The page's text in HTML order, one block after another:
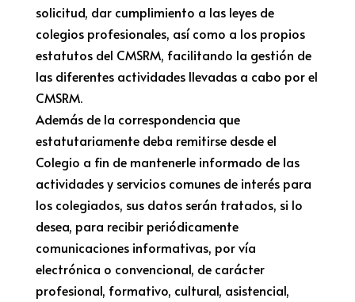
solicitud, dar cumplimiento a las leyes de
colegios profesionales, así como a los propios
estatutos del CMSRM, facilitando la gestión de
las diferentes actividades llevadas a cabo por el
CMSRM.
Además de la correspondencia que
estatutariamente deba remitirse desde el
Colegio a fin de mantenerle informado de las
actividades y servicios comunes de interés para
los colegiados, sus datos serán tratados, si lo
desea, para recibir periódicamente
comunicaciones informativas, por vía
electrónica o convencional, de carácter
profesional, formativo, cultural, asistencial,